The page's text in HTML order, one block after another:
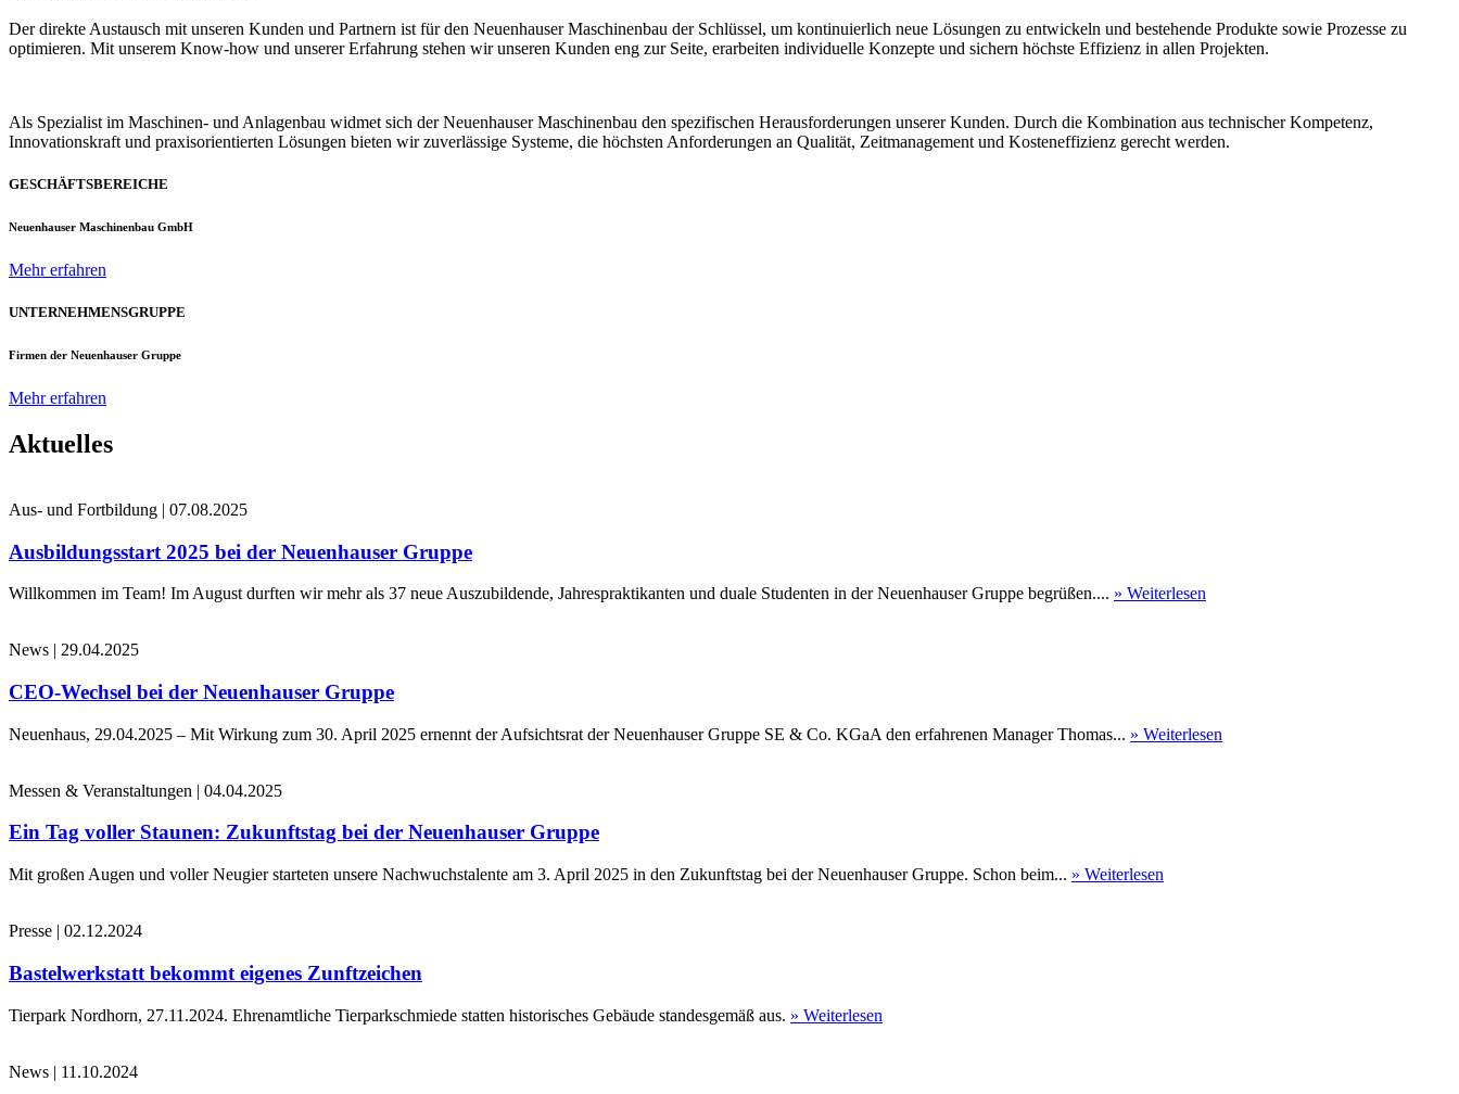
Der direkte Austausch mit unseren Kunden und Partnern ist für den Neuenhauser Maschinenbau der Schlüssel, um kontinuierlich neue Lösungen zu entwickeln und bestehende Produkte sowie Prozesse zu
optimieren. Mit unserem Know-how und unserer Erfahrung stehen wir unseren Kunden eng zur Seite, erarbeiten individuelle Konzepte und sichern höchste Effizienz in allen Projekten.
Als Spezialist im Maschinen- und Anlagenbau widmet sich der Neuenhauser Maschinenbau den spezifischen Herausforderungen unserer Kunden. Durch die Kombination aus technischer Kompetenz,
Innovationskraft und praxisorientierten Lösungen bieten wir zuverlässige Systeme, die höchsten Anforderungen an Qualität, Zeitmanagement und Kosteneffizienz gerecht werden.
GESCHÄFTSBEREICHE
Neuenhauser Maschinenbau GmbH
Mehr erfahren
UNTERNEHMENSGRUPPE
Firmen der Neuenhauser Gruppe
Mehr erfahren
Aktuelles
Aus- und Fortbildung | 07.08.2025
Ausbildungsstart 2025 bei der Neuenhauser Gruppe
Willkommen im Team! Im August durften wir mehr als 37 neue Auszubildende, Jahrespraktikanten und duale Studenten in der Neuenhauser Gruppe begrüßen.... » Weiterlesen
News | 29.04.2025
CEO-Wechsel bei der Neuenhauser Gruppe
Neuenhaus, 29.04.2025 – Mit Wirkung zum 30. April 2025 ernennt der Aufsichtsrat der Neuenhauser Gruppe SE & Co. KGaA den erfahrenen Manager Thomas... » Weiterlesen
Messen & Veranstaltungen | 04.04.2025
Ein Tag voller Staunen: Zukunftstag bei der Neuenhauser Gruppe
Mit großen Augen und voller Neugier starteten unsere Nachwuchstalente am 3. April 2025 in den Zukunftstag bei der Neuenhauser Gruppe. Schon beim... » Weiterlesen
Presse | 02.12.2024
Bastelwerkstatt bekommt eigenes Zunftzeichen
Tierpark Nordhorn, 27.11.2024. Ehrenamtliche Tierparkschmiede statten historisches Gebäude standesgemäß aus. » Weiterlesen
News | 11.10.2024